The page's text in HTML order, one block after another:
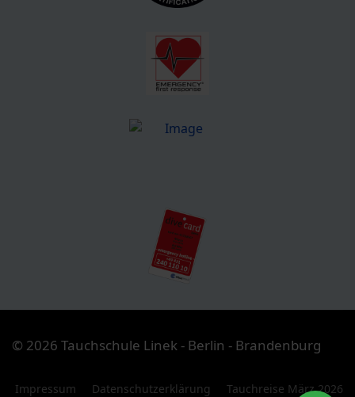
© 2026 Tauchschule Linek - Berlin - Brandenburg
Impressum Datenschutzerklärung Tauchreise März 2026